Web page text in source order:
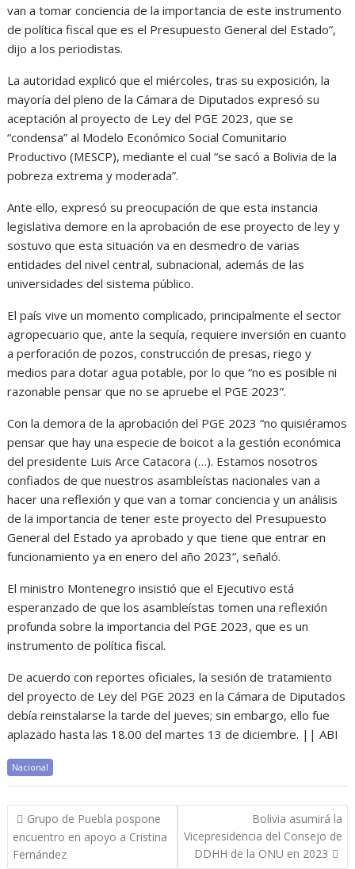
van a tomar conciencia de la importancia de este instrumento
de política fiscal que es el Presupuesto General del Estado”,
dijo a los periodistas.
La autoridad explicó que el miércoles, tras su exposición, la
mayoría del pleno de la Cámara de Diputados expresó su
aceptación al proyecto de Ley del PGE 2023, que se
“condensa” al Modelo Económico Social Comunitario
Productivo (MESCP), mediante el cual “se sacó a Bolivia de la
pobreza extrema y moderada”.
Ante ello, expresó su preocupación de que esta instancia
legislativa demore en la aprobación de ese proyecto de ley y
sostuvo que esta situación va en desmedro de varias
entidades del nivel central, subnacional, además de las
universidades del sistema público.
El país vive un momento complicado, principalmente el sector
agropecuario que, ante la sequía, requiere inversión en cuanto
a perforación de pozos, construcción de presas, riego y
medios para dotar agua potable, por lo que “no es posible ni
razonable pensar que no se apruebe el PGE 2023”.
Con la demora de la aprobación del PGE 2023 “no quisiéramos
pensar que hay una especie de boicot a la gestión económica
del presidente Luis Arce Catacora (…). Estamos nosotros
confiados de que nuestros asambleístas nacionales van a
hacer una reflexión y que van a tomar conciencia y un análisis
de la importancia de tener este proyecto del Presupuesto
General del Estado ya aprobado y que tiene que entrar en
funcionamiento ya en enero del año 2023”, señaló.
El ministro Montenegro insistió que el Ejecutivo está
esperanzado de que los asambleístas tomen una reflexión
profunda sobre la importancia del PGE 2023, que es un
instrumento de política fiscal.
De acuerdo con reportes oficiales, la sesión de tratamiento
del proyecto de Ley del PGE 2023 en la Cámara de Diputados
debía reinstalarse la tarde del jueves; sin embargo, ello fue
aplazado hasta las 18.00 del martes 13 de diciembre. || ABI
Nacional
Navegación
de
entradas
Grupo de Puebla pospone
encuentro en apoyo a Cristina
Fernández
Bolivia asumirá la
Vicepresidencia del Consejo de
DDHH de la ONU en 2023